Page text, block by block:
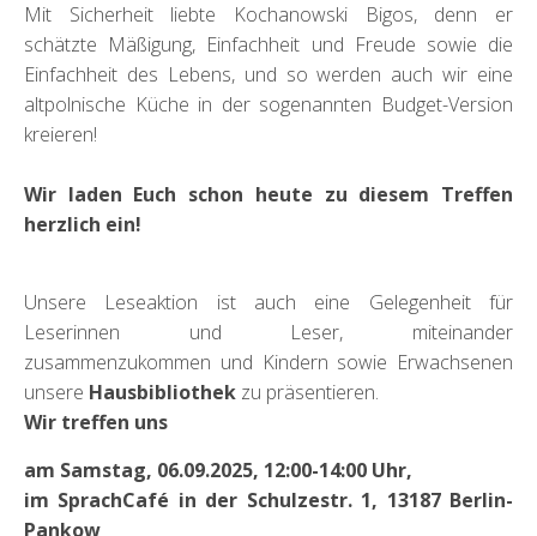
Mit Sicherheit liebte Kochanowski Bigos, denn er
schätzte Mäßigung, Einfachheit und Freude sowie die
Einfachheit des Lebens, und so werden auch wir eine
altpolnische Küche in der sogenannten Budget-Version
kreieren!
Wir laden Euch schon heute zu diesem Treffen
herzlich ein!
Unsere Leseaktion ist auch eine Gelegenheit für
Leserinnen und Leser, miteinander
zusammenzukommen und Kindern sowie Erwachsenen
unsere Hausbibliothek zu präsentieren.
Wir treffen uns
am Samstag, 06.09.2025, 12:00-14:00 Uhr,
im SprachCafé in der Schulzestr. 1, 13187 Berlin-
Pankow